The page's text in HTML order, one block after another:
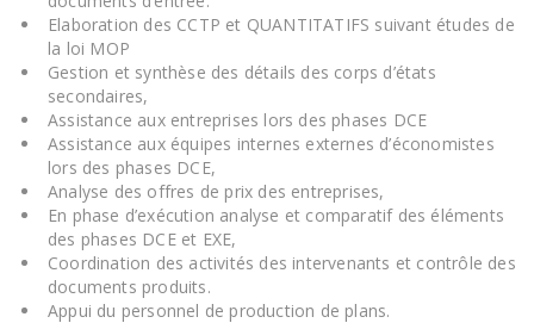
Elaboration des CCTP et QUANTITATIFS suivant études de
la loi MOP
Gestion et synthèse des détails des corps d’états
secondaires,
Assistance aux entreprises lors des phases DCE
Assistance aux équipes internes externes d’économistes
lors des phases DCE,
Analyse des offres de prix des entreprises,
En phase d’exécution analyse et comparatif des éléments
des phases DCE et EXE,
Coordination des activités des intervenants et contrôle des
documents produits.
Appui du personnel de production de plans.